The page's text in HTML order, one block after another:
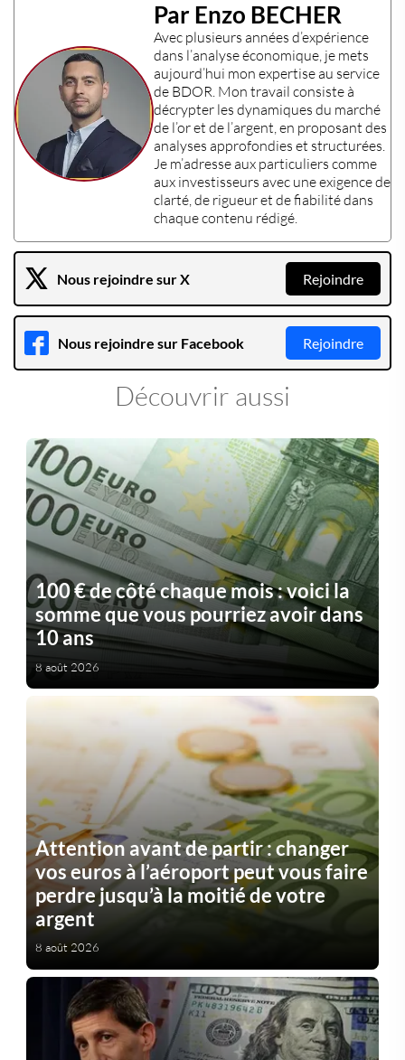
Par Enzo BECHER
Avec plusieurs années d’expérience
dans l’analyse économique, je mets
aujourd’hui mon expertiseau service
de BDOR. Mon travail consiste à
décrypter les dynamiques du marché
de l’or et de l’argent, en proposant des
analyses approfondies et structurées.
Je m’adresse aux particuliers comme
aux investisseurs avec une exigence de
clarté, de rigueur et de fiabilité dans
chaque contenu rédigé.
Nous rejoindre sur X Rejoindre
Nous rejoindre sur Facebook Rejoindre
Découvrir aussi
100 € de côté chaque mois : voici la
somme que vous pourriez avoir dans
10 ans
8 août 2026
Attention avant de partir : changer
vos euros à l’aéroport peut vous faire
perdre jusqu’à la moitié de votre
argent
8 août 2026